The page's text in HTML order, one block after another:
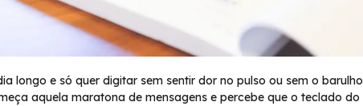
longo e só quer digitar sem sentir dor no pulso ou sem o barulho
aquela maratona de mensagens e percebe que o teclado do